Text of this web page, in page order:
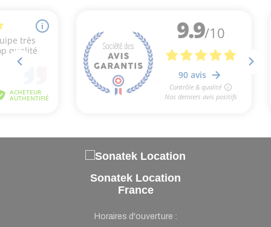
Sonatek Location
France
Horaires d'ouverture :